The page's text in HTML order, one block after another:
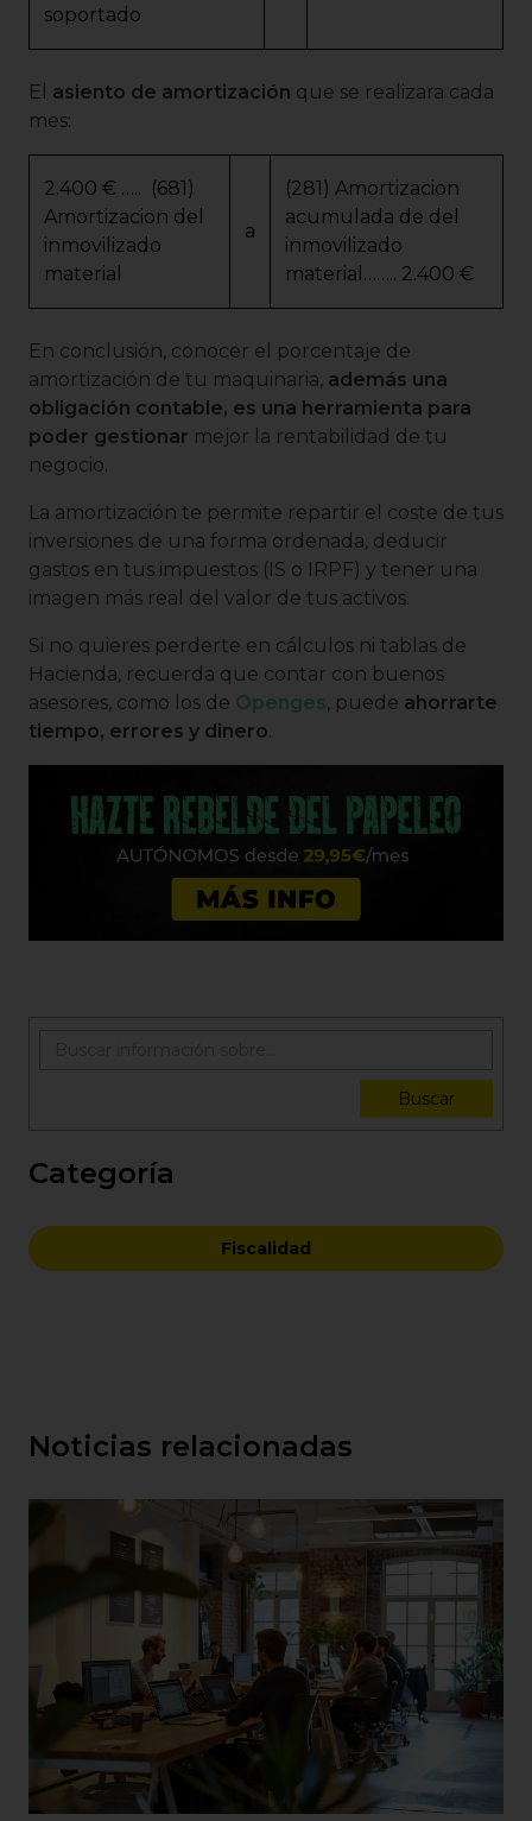
soportado
El asiento de amortización que se realizara cada
mes:
2.400 € ….. (681)
Amortizacion del
inmovilizado
material
a
(281) Amortizacion
acumulada de del
inmovilizado
material…….. 2.400 €
En conclusión, conocer el porcentaje de
amortización de tu maquinaria, además una
obligación contable, es una herramienta para
poder gestionar mejor la rentabilidad de tu
negocio.
La amortización te permite repartir el coste de tus
inversiones de una forma ordenada, deducir
gastos en tus impuestos (IS o IRPF) y tener una
imagen más real del valor de tus activos.
Si no quieres perderte en cálculos ni tablas de
Hacienda, recuerda que contar con buenos
asesores, como los de Openges, puede ahorrarte
tiempo, errores y dinero.
Buscar
Categoría
Fiscalidad
Noticias relacionadas